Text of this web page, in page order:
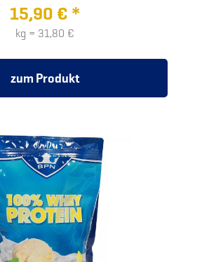
15,90 € *
kg = 31,80 €
zum Produkt